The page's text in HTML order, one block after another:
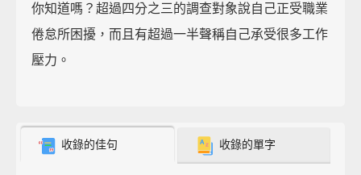
你知道嗎？超過四分之三的調查對象說自己正受職業
倦怠所困擾，而且有超過一半聲稱自己承受很多工作
壓力。
收錄的佳句 收錄的單字